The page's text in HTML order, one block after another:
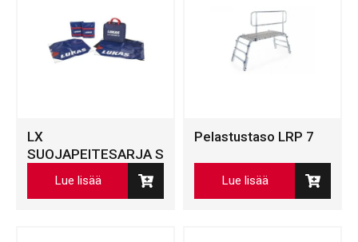
LX
SUOJAPEITESARJA S
Lue lisää
Pelastustaso LRP 7
Lue lisää